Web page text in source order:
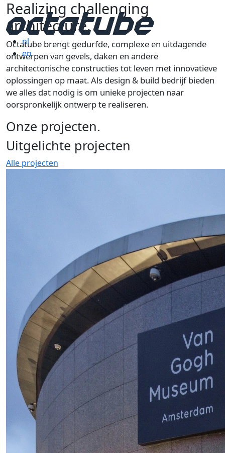
nl
en
Realizing challenging
architecture.
Octatube brengt gedurfde, complexe en uitdagende
ontwerpen van gevels, daken en andere
architectonische constructies tot leven met innovatieve
oplossingen op maat. Als design & build bedrijf bieden
we alles dat nodig is om unieke projecten naar
oorspronkelijk ontwerp te realiseren.
Onze projecten.
Uitgelichte projecten
Alle projecten